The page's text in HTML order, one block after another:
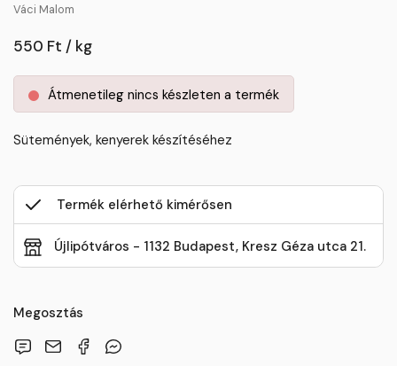
Váci Malom
550 Ft / kg
Átmenetileg nincs készleten a termék
Sütemények, kenyerek készítéséhez
Termék elérhető kimérősen
Újlipótváros - 1132 Budapest, Kresz Géza utca 21.
Megosztás